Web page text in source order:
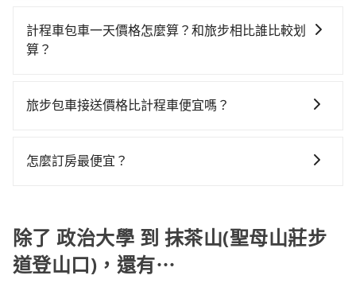
拼車共乘服務，最多可再節省50%的交通費用。
如抹茶山(聖母山莊步道登山口)的室內設施非常豐富或你
想去的旅遊景點就在周邊，租車一整天就略顯浪費。再
額外花費30分鐘做簽約與車體檢查，甚至還要先自行加
你從政治大學到抹茶山(聖母山莊步道登山口)的最佳選
擇。
包車：優點是搭乘舒適可以根據自己的需求安排時間和
地點上車較客製化。此外，司機還會提供各種旅遊建議
通塞車時亦會加收延遲費用，一般屬短程接駁為主。 -
事後也無法申訴退費。
計程車包車一天價格怎麼算？和旅步相比誰比較划
算？
格通常是根據時間或距離來計算，而且在不同城市和地
之前，最好先詢問清楚具體價格和注意事項。相比之
用。
旅步包車接送價格比計程車便宜嗎？
遇塞車、停紅燈時等低速行駛時還需額外加價不同，旅
怎麼訂房最便宜？
地區、價位、人數、特殊需求來搜尋適合的旅店與房
型，更重要的是通常價格是官網的6~8折，如果又有加入
會員或者使用特定的信用卡，還可以累積點數做現金回
除了 政治大學 到 抹茶山(聖母山莊步
道登山口)，還有⋯